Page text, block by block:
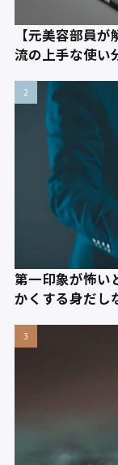
【元美容部員
流の上手な使い
第一印象が怖い
かくする身だし